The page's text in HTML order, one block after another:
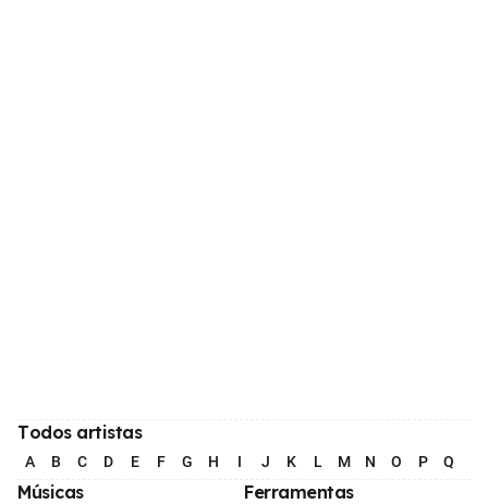
Todos artistas
A B C D E F G H I J K L M N O P Q
Músicas Ferramentas